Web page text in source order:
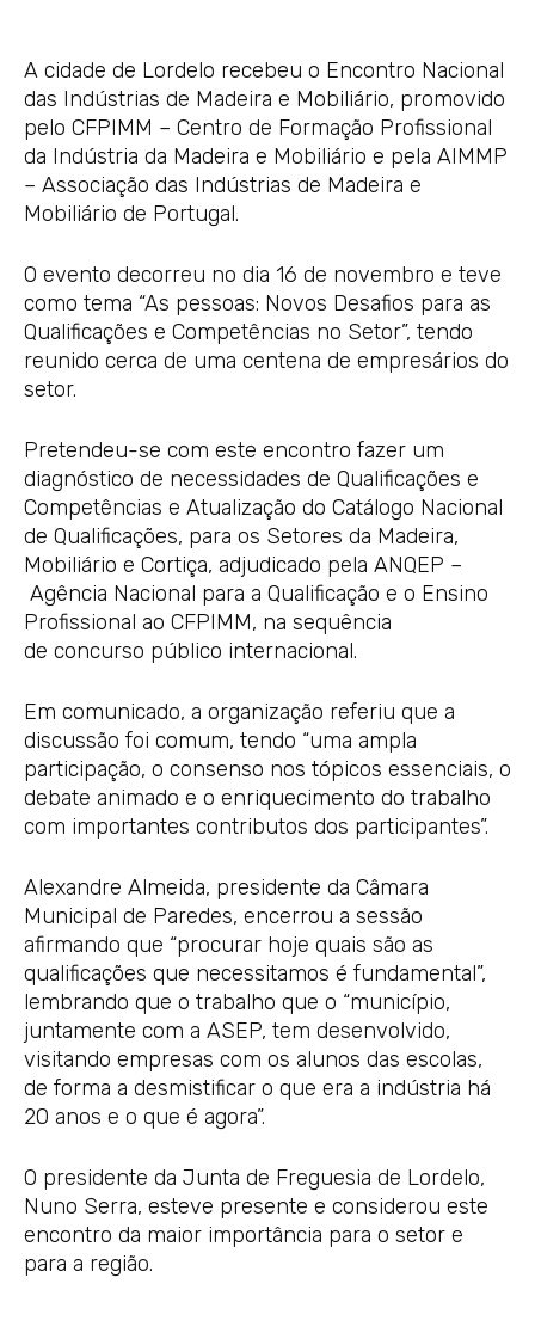
A cidade de Lordelo recebeu o Encontro Nacional
das Indústrias de Madeira e Mobiliário, promovido
pelo CFPIMM – Centro de Formação Profissional
da Indústria da Madeira e Mobiliário e pela AIMMP
– Associação das Indústrias de Madeira e
Mobiliário de Portugal.
O evento decorreu no dia 16 de novembro e teve
como tema “As pessoas: Novos Desafios para as
Qualificações e Competências no Setor”, tendo
reunido cerca de uma centena de empresários do
setor.
Pretendeu-se com este encontro fazer um
diagnóstico de necessidades de Qualificações e
Competências e Atualização do Catálogo Nacional
de Qualificações, para os Setores da Madeira,
Mobiliário e Cortiça, adjudicado pela ANQEP –
Agência Nacional para a Qualificação e o Ensino
Profissional ao CFPIMM, na sequência
de concurso público internacional.
Em comunicado, a organização referiu que a
discussão foi comum, tendo “uma ampla
participação, o consenso nos tópicos essenciais, o
debate animado e o enriquecimento do trabalho
com importantes contributos dos participantes”.
Alexandre Almeida, presidente da Câmara
Municipal de Paredes, encerrou a sessão
afirmando que “procurar hoje quais são as
qualificações que necessitamos é fundamental”,
lembrando que o trabalho que o “município,
juntamente com a ASEP, tem desenvolvido,
visitando empresas com os alunos das escolas,
de forma a desmistificar o que era a indústria há
20 anos e o que é agora”.
O presidente da Junta de Freguesia de Lordelo,
Nuno Serra, esteve presente e considerou este
encontro da maior importância para o setor e
para a região.